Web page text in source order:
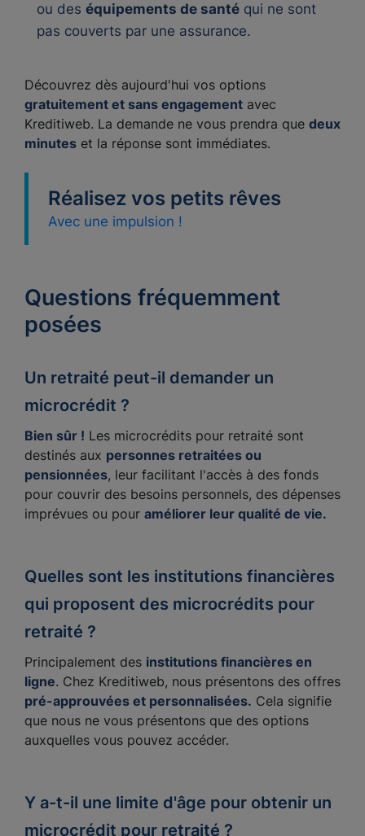
ou des équipements de santé qui ne sont
pas couverts par une assurance.
Découvrez dès aujourd'hui vos options
gratuitement et sans engagement avec
Kreditiweb. La demande ne vous prendra que deux
minutes et la réponse sont immédiates.
Réalisez vos petits rêves
Avec une impulsion !
Questions fréquemment
posées
Un retraité peut-il demander un
microcrédit ?
Bien sûr ! Les microcrédits pour retraité sont
destinés aux personnes retraitées ou
pensionnées, leur facilitant l'accès à des fonds
pour couvrir des besoins personnels, des dépenses
imprévues ou pour améliorer leur qualité de vie.
Quelles sont les institutions financières
qui proposent des microcrédits pour
retraité ?
Principalement des institutions financières en
ligne. Chez Kreditiweb, nous présentons des offres
pré-approuvées et personnalisées. Cela signifie
que nous ne vous présentons que des options
auxquelles vous pouvez accéder.
Y a-t-il une limite d'âge pour obtenir un
microcrédit pour retraité ?